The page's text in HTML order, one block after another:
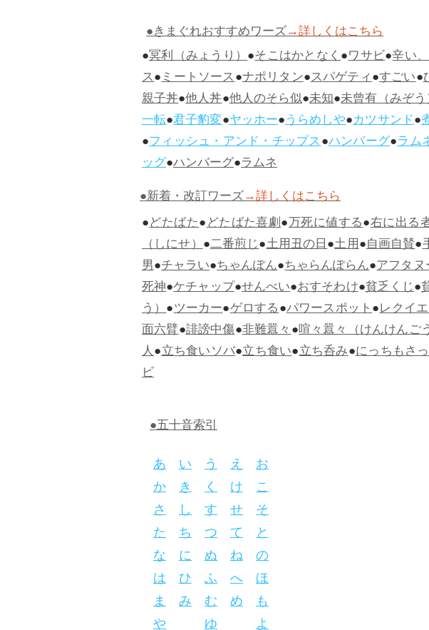
●きまぐれおすすめワーズ→詳しくはこちら
●冥利（みょうり）●そこはかとなく●ワサビ●辛い
ス●ミートソース●ナポリタン●スパゲティ●すごい●
親子丼●他人丼●他人のそら似●未知●未曾有（みぞ
一転●君子豹変●ヤッホー●うらめしや●カツサンド●
●フィッシュ・アンド・チップス●ハンバーグ●ラム
ッグ●ハンバーグ●ラムネ
●新着・改訂ワーズ→詳しくはこちら
●どたばた●どたばた喜劇●万死に値する●右に出る
（しにせ）●二番煎じ●土用丑の日●土用●自画自賛●
男●チャラい●ちゃんぽん●ちゃらんぽらん●アフタ
死神●ケチャップ●せんべい●おすそわけ●貧乏くじ●
う）●ツーカー●ゲロする●パワースポット●レクイ
面六臂●誹謗中傷●非難囂々●喧々囂々（けんけんご
人●立ち食いソバ●立ち食い●立ち呑み●にっちもさ
ビ
●五十音索引
あ い う え お
か き く け こ
さ し す せ そ
た ち つ て と
な に ぬ ね の
は ひ ふ へ ほ
ま み む め も